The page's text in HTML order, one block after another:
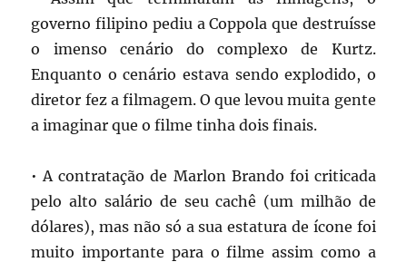
governo filipino pediu a Coppola que destruísse
o imenso cenário do complexo de Kurtz.
Enquanto o cenário estava sendo explodido, o
diretor fez a filmagem. O que levou muita gente
a imaginar que o filme tinha dois finais.
• A contratação de Marlon Brando foi criticada
pelo alto salário de seu cachê (um milhão de
dólares), mas não só a sua estatura de ícone foi
muito importante para o filme assim como a